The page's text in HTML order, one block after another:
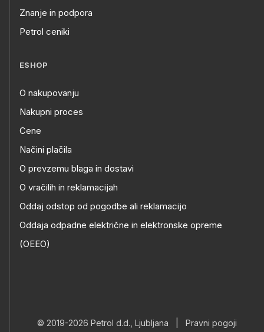
Znanje in podpora
Petrol ceniki
ESHOP
O nakupovanju
Nakupni proces
Cene
Načini plačila
O prevzemu blaga in dostavi
O vračilih in reklamacijah
Oddaj odstop od pogodbe ali reklamacijo
Oddaja odpadne električne in elektronske opreme
(OEEO)
© 2019-2026 Petrol d.d., Ljubljana Pravni pogoji